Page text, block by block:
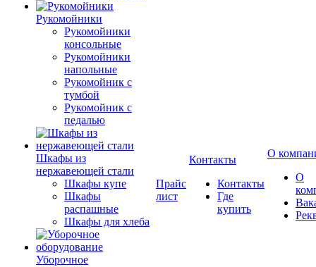
Рукомойники
Рукомойники
консольные
Рукомойники
напольные
Рукомойник с
тумбой
Рукомойник с
педалью
Шкафы из
нержавеющей стали
Шкафы купе
Шкафы
распашные
Шкафы для хлеба
Уборочное
Прайс
лист
Контакты
Контакты
Где
купить
О
О